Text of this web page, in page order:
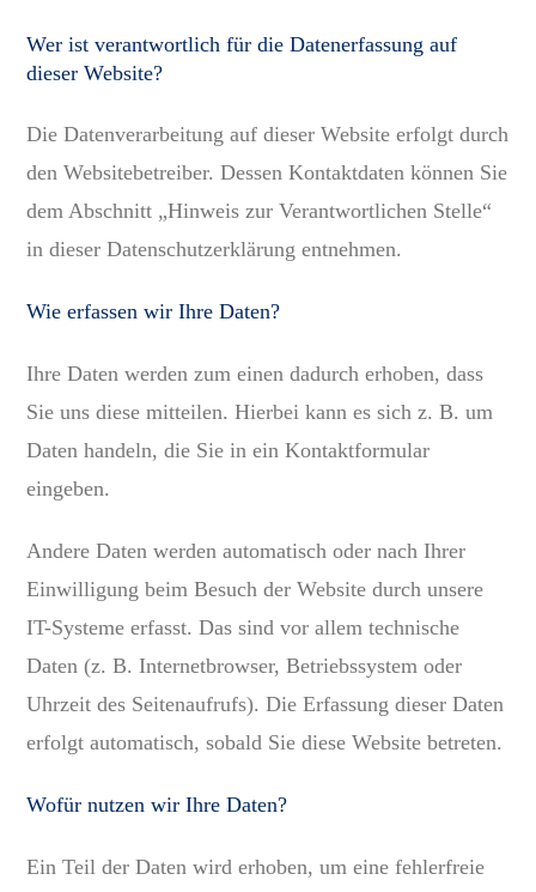
Wer ist verantwortlich für die Datenerfassung auf
dieser Website?
Die Datenverarbeitung auf dieser Website erfolgt durch
den Websitebetreiber. Dessen Kontaktdaten können Sie
dem Abschnitt „Hinweis zur Verantwortlichen Stelle“
in dieser Datenschutzerklärung entnehmen.
Wie erfassen wir Ihre Daten?
Ihre Daten werden zum einen dadurch erhoben, dass
Sie uns diese mitteilen. Hierbei kann es sich z. B. um
Daten handeln, die Sie in ein Kontaktformular
eingeben.
Andere Daten werden automatisch oder nach Ihrer
Einwilligung beim Besuch der Website durch unsere
IT-Systeme erfasst. Das sind vor allem technische
Daten (z. B. Internetbrowser, Betriebssystem oder
Uhrzeit des Seitenaufrufs). Die Erfassung dieser Daten
erfolgt automatisch, sobald Sie diese Website betreten.
Wofür nutzen wir Ihre Daten?
Ein Teil der Daten wird erhoben, um eine fehlerfreie